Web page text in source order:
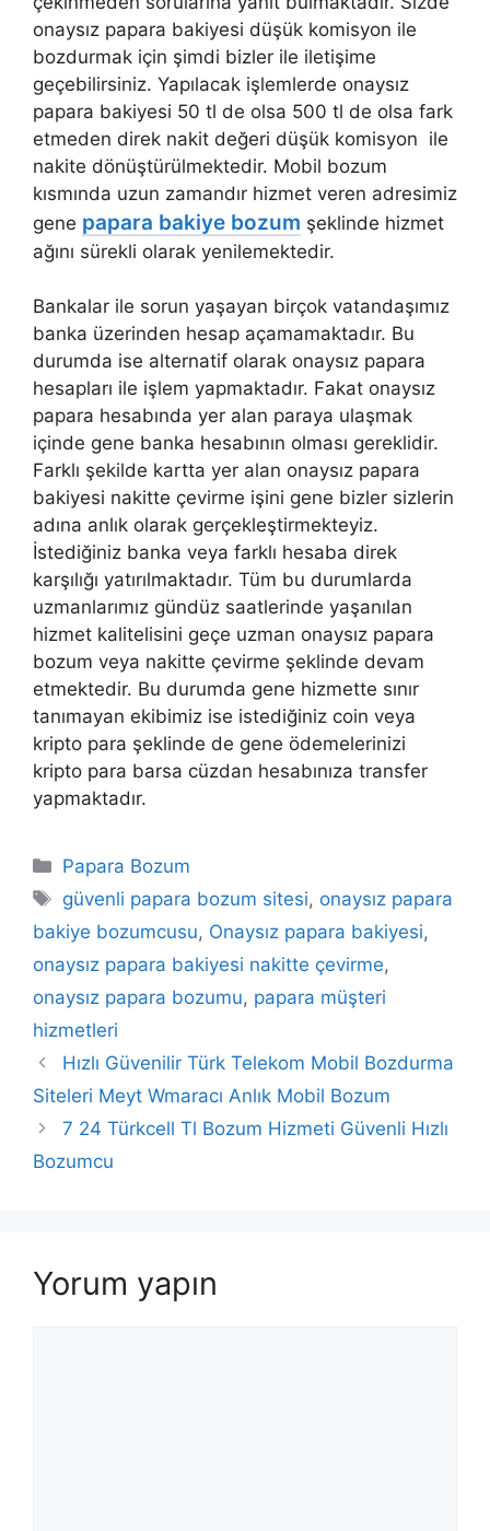
onaysız papara bakiyesi düşük komisyon ile
bozdurmak için şimdi bizler ile iletişime
geçebilirsiniz. Yapılacak işlemlerde onaysız
papara bakiyesi 50 tl de olsa 500 tl de olsa fark
etmeden direk nakit değeri düşük komisyon ile
nakite dönüştürülmektedir. Mobil bozum
kısmında uzun zamandır hizmet veren adresimiz
gene papara bakiye bozum şeklinde hizmet
ağını sürekli olarak yenilemektedir.
Bankalar ile sorun yaşayan birçok vatandaşımız
banka üzerinden hesap açamamaktadır. Bu
durumda ise alternatif olarak onaysız papara
hesapları ile işlem yapmaktadır. Fakat onaysız
papara hesabında yer alan paraya ulaşmak
içinde gene banka hesabının olması gereklidir.
Farklı şekilde kartta yer alan onaysız papara
bakiyesi nakitte çevirme işini gene bizler sizlerin
adına anlık olarak gerçekleştirmekteyiz.
İstediğiniz banka veya farklı hesaba direk
karşılığı yatırılmaktadır. Tüm bu durumlarda
uzmanlarımız gündüz saatlerinde yaşanılan
hizmet kalitelisini geçe uzman onaysız papara
bozum veya nakitte çevirme şeklinde devam
etmektedir. Bu durumda gene hizmette sınır
tanımayan ekibimiz ise istediğiniz coin veya
kripto para şeklinde de gene ödemelerinizi
kripto para barsa cüzdan hesabınıza transfer
yapmaktadır.
Kategoriler
Papara Bozum
Etiketler
güvenli papara bozum sitesi, onaysız papara
bakiye bozumcusu, Onaysız papara bakiyesi,
onaysız papara bakiyesi nakitte çevirme,
onaysız papara bozumu, papara müşteri
hizmetleri
Hızlı Güvenilir Türk Telekom Mobil Bozdurma
Siteleri Meyt Wmaracı Anlık Mobil Bozum
7 24 Türkcell Tl Bozum Hizmeti Güvenli Hızlı
Bozumcu
Yorum yapın